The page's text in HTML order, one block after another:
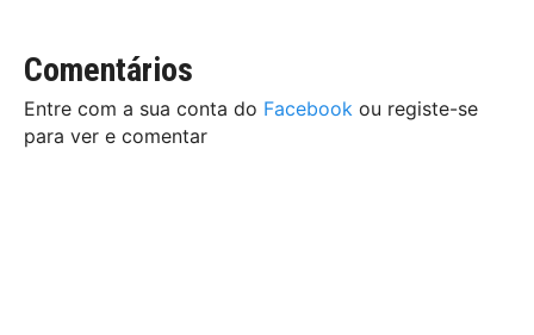
Comentários
Entre com a sua conta do Facebook ou registe-se
para ver e comentar